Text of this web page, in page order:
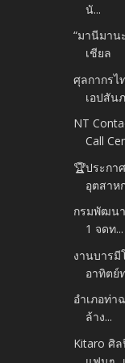
นั...
“มานีมาน
เชียล
ศุลกากรไ
เอปสัน
NT
Call
🏆ประกา
อุตสาห
กรมพัฒน
1 จดท...
งานบารมี
อาทิตย์
อำเภอท่า
ล้าง...
Kitaro ศิ